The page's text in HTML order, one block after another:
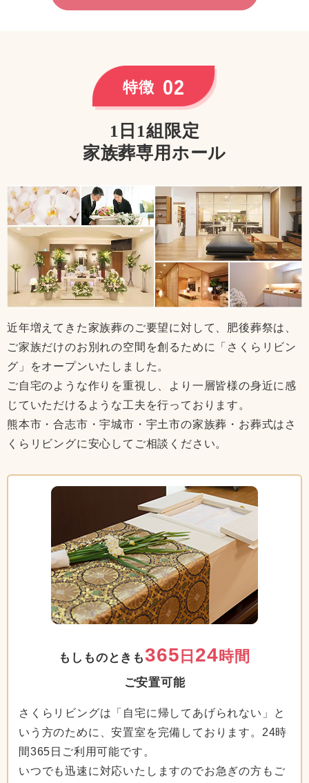
特徴 02
1日1組限定
家族葬専用ホール
近年増えてきた家族葬のご要望に対して、肥後葬祭は、
ご家族だけのお別れの空間を創るために「さくらリビン
グ」をオープンいたしました。
ご自宅のような作りを重視し、より一層皆様の身近に感
じていただけるような工夫を行っております。
熊本市・合志市・宇城市・宇土市の家族葬・お葬式はさ
くらリビングに安心してご相談ください。
もしものときも365 日 24 時間
ご安置可能
さくらリビングは「自宅に帰してあげられない」と
いう方のために、安置室を完備しております。24時
間365日ご利用可能です。
いつでも迅速に対応いたしますのでお急ぎの方もご